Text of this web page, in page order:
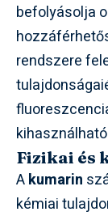
befolyásolja
rendszere
Fizikai és
Akumarin
kémiai